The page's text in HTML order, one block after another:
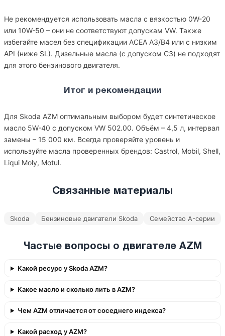
Не рекомендуется использовать масла с вязкостью 0W-20
или 10W-50 – они не соответствуют допускам VW. Также
избегайте масел без спецификации ACEA A3/B4 или с низким
API (ниже SL). Дизельные масла (с допуском C3) не подходят
для этого бензинового двигателя.
Итог и рекомендации
Для Skoda AZM оптимальным выбором будет синтетическое
масло 5W-40 с допуском VW 502.00. Объём – 4,5 л, интервал
замены – 15 000 км. Всегда проверяйте уровень и
используйте масла проверенных брендов: Castrol, Mobil, Shell,
Liqui Moly, Motul.
Связанные материалы
Skoda Бензиновые двигатели Skoda Семейство A-серии
Частые вопросы о двигателе AZM
Какой ресурс у Skoda AZM?
Какое масло и сколько лить в AZM?
Чем AZM отличается от соседнего индекса?
Какой расход у AZM?